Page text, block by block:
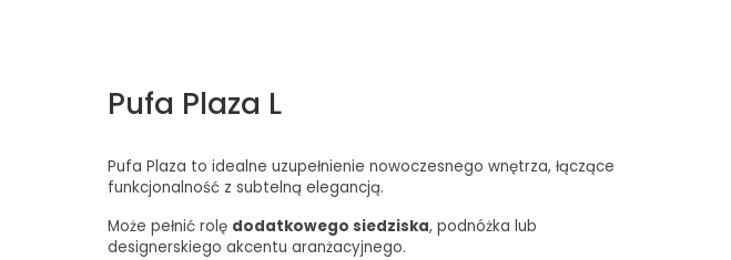
Pufa Plaza L
Pufa Plaza to idealne uzupełnienie nowoczesnego wnętrza, łączące
funkcjonalność z subtelną elegancją.
Może pełnić rolę dodatkowego siedziska, podnóżka lub
designerskiego akcentu aranżacyjnego.